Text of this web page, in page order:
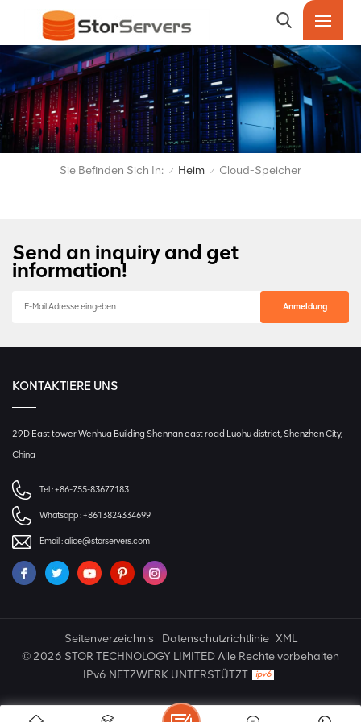
Sie Befinden Sich In: / Heim / Cloud-Speicher
Send an inquiry and get
information!
KONTAKTIERE UNS
29D East tower Wenhua Building Shennan east road Luohu district, Shenzhen City,
China
Tel :+86-755-83677183
Whatsapp :+8613824334699
Email :alice@storservers.com
Seitenverzeichnis Datenschutzrichtlinie XML
© 2026 STOR TECHNOLOGY LIMITED Alle Rechte vorbehalten
IPv6 NETZWERK UNTERSTÜTZT